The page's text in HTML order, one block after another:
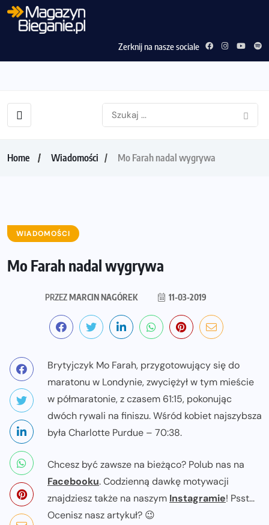
Zerknij na nasze sociale
Home Wiadomości Mo Farah nadal wygrywa
WIADOMOŚCI
Mo Farah nadal wygrywa
PRZEZMARCIN NAGÓREK 11-03-2019
Brytyjczyk Mo Farah, przygotowujący się do
maratonu w Londynie, zwyciężył w tym mieście
w półmaratonie, z czasem 61:15, pokonując
dwóch rywali na finiszu. Wśród kobiet najszybsza
była Charlotte Purdue – 70:38.
Chcesz być zawsze na bieżąco? Polub nas na
Facebooku. Codzienną dawkę motywacji
znajdziesz także na naszym Instagramie! Psst...
Ocenisz nasz artykuł? 😉